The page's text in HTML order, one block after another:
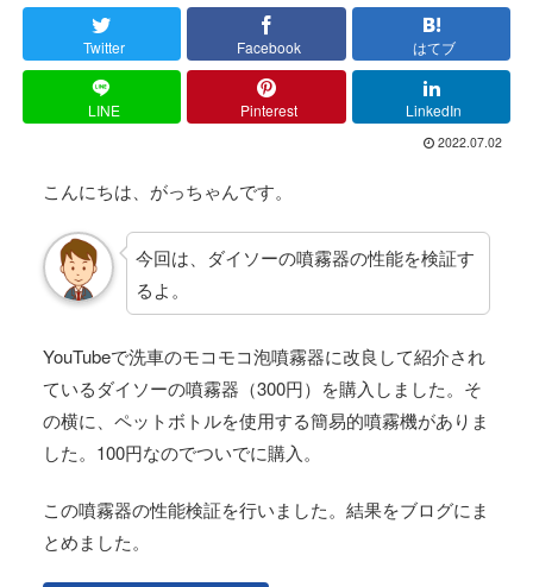
Twitter Facebook はてブ
LINE Pinterest LinkedIn
2022.07.02
こんにちは、がっちゃんです。
今回は、ダイソーの噴霧器の性能を検証す
るよ。
YouTubeで洗車のモコモコ泡噴霧器に改良して紹介され
ているダイソーの噴霧器（300円）を購入しました。そ
の横に、ペットボトルを使用する簡易的噴霧機がありま
した。100円なのでついでに購入。
この噴霧器の性能検証を行いました。結果をブログにま
とめました。